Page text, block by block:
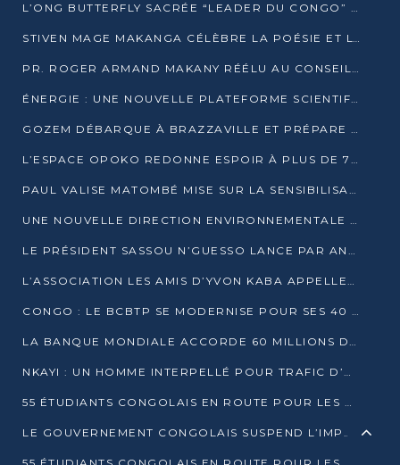
L’ONG BUTTERFLY SACRÉE “LEADER DU CONGO” AU PRIX D’EXCELLENCE 2025
STIVEN MAGE MAKANGA CÉLÈBRE LA POÉSIE ET L’HUMAIN AVEC SON RECUEIL “HECTARE”
PR. ROGER ARMAND MAKANY RÉÉLU AU CONSEIL DE L’AUF
ÉNERGIE : UNE NOUVELLE PLATEFORME SCIENTIFIQUE POUR LA TRANSITION ÉNERGÉTIQUE EN AFRIQUE CENTRALE
GOZEM DÉBARQUE À BRAZZAVILLE ET PRÉPARE SON ARRIVÉE À POINTE-NOIRE
L’ESPACE OPOKO REDONNE ESPOIR À PLUS DE 775 ÉLÈVES AUTOCHTONES DANS LE NORD DU CONGO
PAUL VALISE MATOMBÉ MISE SUR LA SENSIBILISATION POUR ÉRAQUER LE GRAND BANDITISME
UNE NOUVELLE DIRECTION ENVIRONNEMENTALE POUR RENFORCER LA GESTION DES DONNÉES AU CONGO
LE PRÉSIDENT SASSOU N’GUESSO LANCE PAR ANTICIPATION LA 39ÈME JOURNÉE NATIONALE DE L’ARBRE
L’ASSOCIATION LES AMIS D’YVON KABA APPELLENT DENIS SASSOU N’GUESSO À SE PORTER CANDIDAT
CONGO : LE BCBTP SE MODERNISE POUR SES 40 ANS D’EXISTENCE
LA BANQUE MONDIALE ACCORDE 60 MILLIONS DE DOLLARS POUR LA RÉSILIENCE URBAINE AU CONGO
NKAYI : UN HOMME INTERPELLÉ POUR TRAFIC D’UN BÉBÉ CHIMPANZÉ
55 ÉTUDIANTS CONGOLAIS EN ROUTE POUR LES UNIVERSITÉS ALGÉRIENNES
LE GOUVERNEMENT CONGOLAIS SUSPEND L’IMPORTATION DES MACHETTES ET DES MOTOS